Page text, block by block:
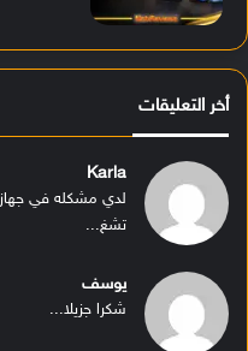
أخر التعليقات
Karla
لدي مشكله في
تشغ...
يوسف
شكرا جزيلا...